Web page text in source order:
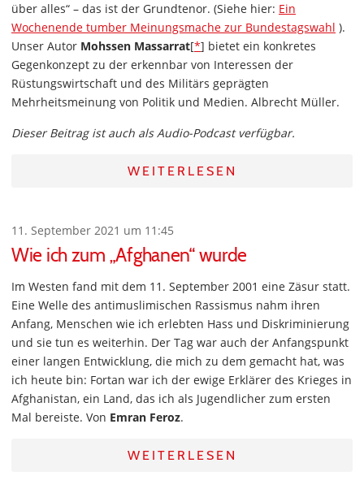
über alles“ – das ist der Grundtenor. (Siehe hier: Ein
Wochenende tumber Meinungsmache zur Bundestagswahl ).
Unser Autor Mohssen Massarrat[*] bietet ein konkretes
Gegenkonzept zu der erkennbar von Interessen der
Rüstungswirtschaft und des Militärs geprägten
Mehrheitsmeinung von Politik und Medien. Albrecht Müller.
Dieser Beitrag ist auch als Audio-Podcast verfügbar.
WEITERLESEN
11. September 2021 um 11:45
Wie ich zum „Afghanen“ wurde
Im Westen fand mit dem 11. September 2001 eine Zäsur statt.
Eine Welle des antimuslimischen Rassismus nahm ihren
Anfang, Menschen wie ich erlebten Hass und Diskriminierung
und sie tun es weiterhin. Der Tag war auch der Anfangspunkt
einer langen Entwicklung, die mich zu dem gemacht hat, was
ich heute bin: Fortan war ich der ewige Erklärer des Krieges in
Afghanistan, ein Land, das ich als Jugendlicher zum ersten
Mal bereiste. Von Emran Feroz.
WEITERLESEN